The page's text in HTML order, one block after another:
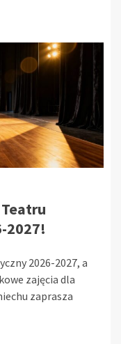
2027!
2026-2027, a
zajęcia dla
zaprasza